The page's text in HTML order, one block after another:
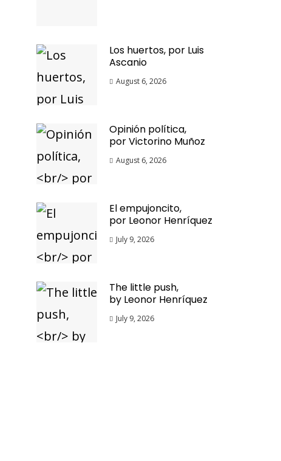
Los huertos, por Luis
Ascanio
August 6, 2026
Opinión política,
por Victorino Muñoz
August 6, 2026
El empujoncito,
por Leonor Henríquez
July 9, 2026
The little push,
by Leonor Henríquez
July 9, 2026